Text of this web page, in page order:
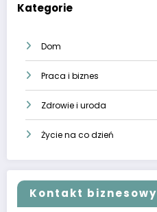
Kategorie
Dom
Praca i biznes
Zdrowie i uroda
Życie na co dzień
Kontakt biznesowy